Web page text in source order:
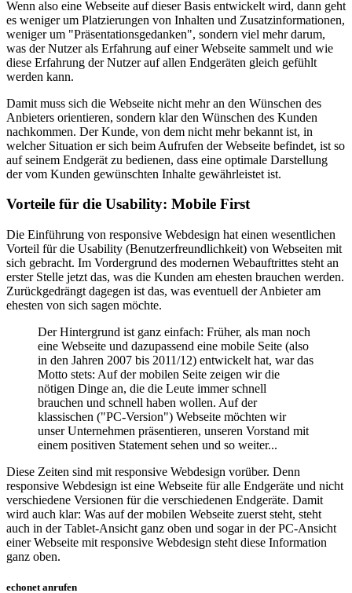
Wenn also eine Webseite auf dieser Basis entwickelt wird, dann geht
es weniger um Platzierungen von Inhalten und Zusatzinformationen,
weniger um "Präsentationsgedanken", sondern viel mehr darum,
was der Nutzer als Erfahrung auf einer Webseite sammelt und wie
diese Erfahrung der Nutzer auf allen Endgeräten gleich gefühlt
werden kann.
Damit muss sich die Webseite nicht mehr an den Wünschen des
Anbieters orientieren, sondern klar den Wünschen des Kunden
nachkommen. Der Kunde, von dem nicht mehr bekannt ist, in
welcher Situation er sich beim Aufrufen der Webseite befindet, ist so
auf seinem Endgerät zu bedienen, dass eine optimale Darstellung
der vom Kunden gewünschten Inhalte gewährleistet ist.
Vorteile für die Usability: Mobile First
Die Einführung von responsive Webdesign hat einen wesentlichen
Vorteil für die Usability (Benutzerfreundlichkeit) von Webseiten mit
sich gebracht. Im Vordergrund des modernen Webauftrittes steht an
erster Stelle jetzt das, was die Kunden am ehesten brauchen werden.
Zurückgedrängt dagegen ist das, was eventuell der Anbieter am
ehesten von sich sagen möchte.
Der Hintergrund ist ganz einfach: Früher, als man noch
eine Webseite und dazupassend eine mobile Seite (also
in den Jahren 2007 bis 2011/12) entwickelt hat, war das
Motto stets: Auf der mobilen Seite zeigen wir die
nötigen Dinge an, die die Leute immer schnell
brauchen und schnell haben wollen. Auf der
klassischen ("PC-Version") Webseite möchten wir
unser Unternehmen präsentieren, unseren Vorstand mit
einem positiven Statement sehen und so weiter...
Diese Zeiten sind mit responsive Webdesign vorüber. Denn
responsive Webdesign ist eine Webseite für alle Endgeräte und nicht
verschiedene Versionen für die verschiedenen Endgeräte. Damit
wird auch klar: Was auf der mobilen Webseite zuerst steht, steht
auch in der Tablet-Ansicht ganz oben und sogar in der PC-Ansicht
einer Webseite mit responsive Webdesign steht diese Information
ganz oben.
echonet anrufen